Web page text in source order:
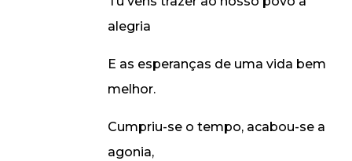
alegria
E as esperanças de uma vida bem
melhor.
Cumpriu-se o tempo, acabou-se a
agonia,